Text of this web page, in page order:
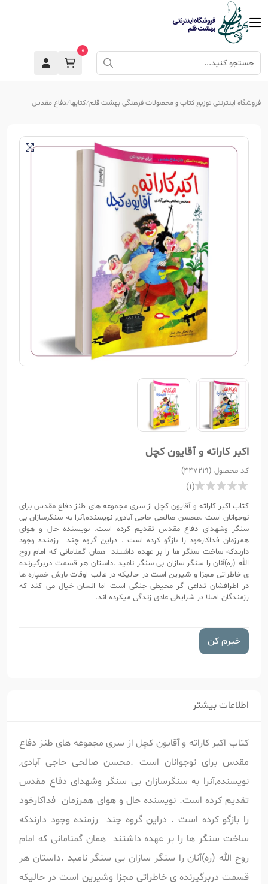
0
فروشگاه اینترنتی توزیع کتاب و محصولات فرهنگی بهشت قلم کتابها دفاع مقدس
اکبر کاراته و آقایون کچل
کد محصول (447219)
(1)
کتاب اکبر کاراته و آقایون کچل از سری مجموعه های طنز دفاع مقدس برای
نوجوانان است .محسن صالحی حاجی آبادی, نویسنده,آنرا به سنگرسازان بی
سنگر وشهدای دفاع مقدس تقدیم کرده است. نویسنده حال و هوای
همرزمان فداکارخود را بازگو کرده است . دراین گروه چند رزمنده وجود
دارندکه ساخت سنگر ها را بر عهده داشتند همان گمنامانی که امام روح
الله (ره)آنان را سنگر سازان بی سنگر نامید .داستان هر قسمت دربرگیرنده
ی خاطراتی مجزا و شیرین است در حالیکه در غالب اوقات بارش خمپاره ها
در اطرافشان تداعی گر محیطی جنگی است اما انسان خیال می کند که
رزمندگان اصلا در شرایطی عادی زندگی میکرده اند.
خبرم کن
اطلاعات بیشتر
کتاب اکبر کاراته و آقایون کچل از سری مجموعه های طنز دفاع
مقدس برای نوجوانان است .محسن صالحی حاجی آبادی,
نویسنده,آنرا به سنگرسازان بی سنگر وشهدای دفاع مقدس
تقدیم کرده است. نویسنده حال و هوای همرزمان فداکارخود
را بازگو کرده است . دراین گروه چند رزمنده وجود دارندکه
ساخت سنگر ها را بر عهده داشتند همان گمنامانی که امام
روح الله (ره)آنان را سنگر سازان بی سنگر نامید .داستان هر
قسمت دربرگیرنده ی خاطراتی مجزا وشیرین است در حالیکه